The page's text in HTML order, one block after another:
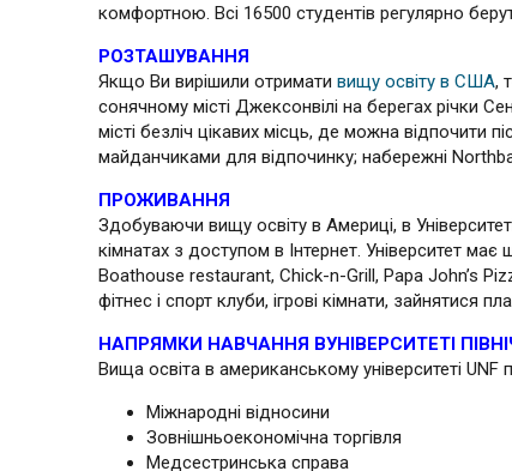
комфортною. Всі 16500 студентів регулярно
РОЗТАШУВАННЯ
Якщо Ви вирішили отримати вищу освіту в США,
сонячному місті Джексонвілі на берегах річки
місті безліч цікавих місць, де можна
майданчиками для відпочинку; набережні
ПРОЖИВАННЯ
Здобуваючи вищу освіту в Америці, в
кімнатах з доступом в Інтернет. Університет
Boathouse restaurant, Chick-n-Grill, Papa John’s
фітнес і спорт клуби, ігрові кімнати, зайнятися
НАПРЯМКИ НАВЧАННЯ ВУНІВЕРСИТЕТІ
Вища освіта в американському університеті
Міжнародні відносини
Зовнішньоекономічна торгівля
Медсестринська справа